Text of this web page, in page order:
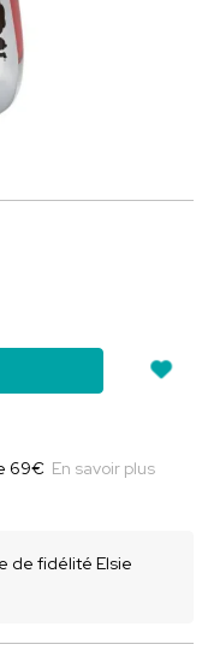
69€ En savoir plus
de fidélité Elsie